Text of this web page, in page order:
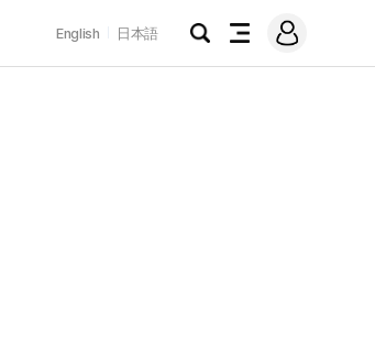
English 日本語
검
전
메
그